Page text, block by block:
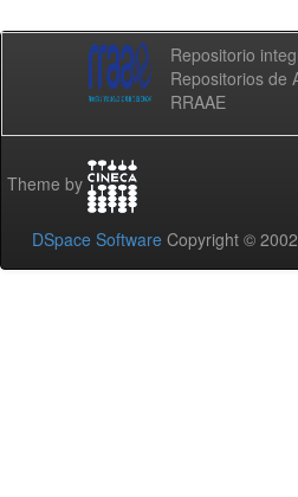
Repositorio
Repositorios de
RRAAE
Theme by
DSpace Software Copyright ©